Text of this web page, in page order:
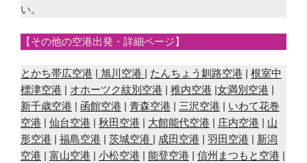
い。
【その他の空港出発・詳細ページ】
とかち帯広空港 | 旭川空港 | たんちょう釧路空港 | 根室中
標津空港 | オホーツク紋別空港 | 稚内空港 |女満別空港 |
新千歳空港 | 函館空港 | 青森空港 | 三沢空港 | いわて花巻
空港 | 仙台空港 | 秋田空港 | 大館能代空港 | 庄内空港 | 山
形空港 | 福島空港 | 茨城空港 | 成田空港 | 羽田空港 | 新潟
空港 | 富山空港 | 小松空港 | 能登空港 | 信州まつもと空港 |